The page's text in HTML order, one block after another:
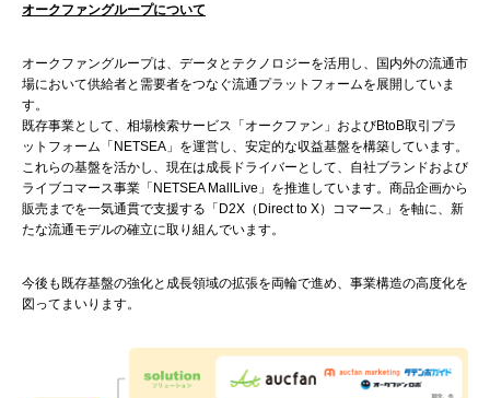
オークファングループについて
オークファングループは、データとテクノロジーを活用し、国内外の流通市
場において供給者と需要者をつなぐ流通プラットフォームを展開していま
す。
既存事業として、相場検索サービス「オークファン」およびBtoB取引プラ
ットフォーム「NETSEA」を運営し、安定的な収益基盤を構築しています。
これらの基盤を活かし、現在は成長ドライバーとして、自社ブランドおよび
ライブコマース事業「NETSEA MallLive」を推進しています。商品企画から
販売までを一気通貫で支援する「D2X（Direct to X）コマース」を軸に、新
たな流通モデルの確立に取り組んでいます。
今後も既存基盤の強化と成長領域の拡張を両輪で進め、事業構造の高度化を
図ってまいります。